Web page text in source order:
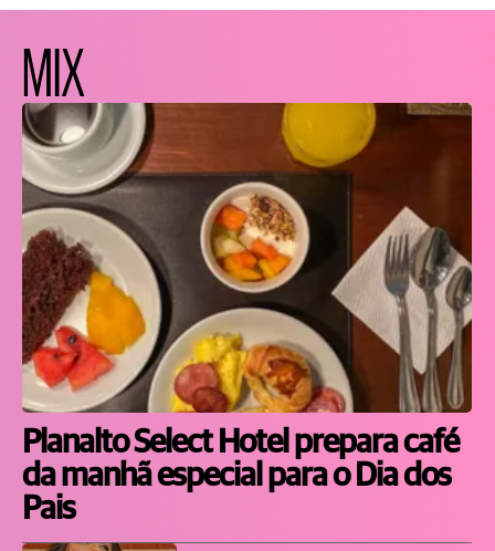
MIX
Planalto Select Hotel prepara café
da manhã especial para o Dia dos
Pais